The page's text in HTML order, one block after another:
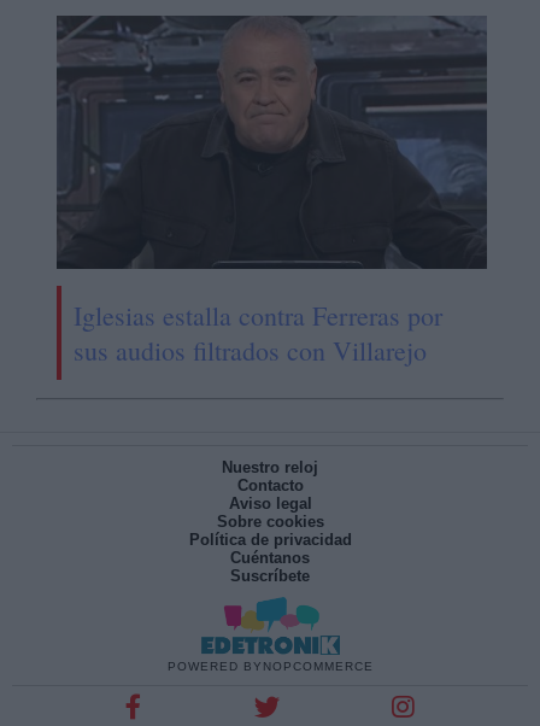
Iglesias estalla contra Ferreras por
sus audios filtrados con Villarejo
Nuestro reloj
Contacto
Aviso legal
Sobre cookies
Política de privacidad
Cuéntanos
Suscríbete
POWERED BY NOPCOMMERCE